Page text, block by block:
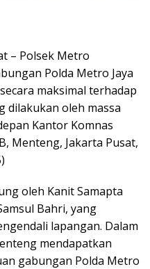
– Polsek Metro
Polda Metro Jaya
maksimal terhadap
dilakukan oleh massa
Kantor Komnas
Menteng, Jakarta Pusat,
oleh Kanit Samapta
Bahri, yang
lapangan. Dalam
mendapatkan
gabungan Polda Metro